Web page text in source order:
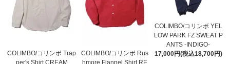
COLIMBO/コリンボ Trap
COLIMBO/コリンボ Rus
COLIMBO/コリンボ YEL
LOW PARK FZ SWEAT P
ANTS -INDIGO-
17,000円(税込18,700円)